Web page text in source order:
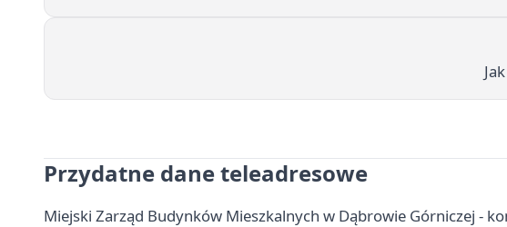
Przydatne dane teleadresowe
Miejski Zarząd Budynków Mieszkalnych w Dąbrowie Górniczej -